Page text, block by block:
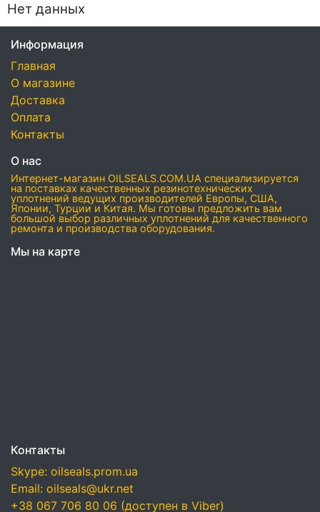
Нет данных
Информация
Главная
О магазине
Доставка
Оплата
Контакты
О нас
Интернет-магазин OILSEALS.COM.UA специализируется
на поставках качественных резинотехнических
уплотнений ведущих производителей Европы, США,
Японии, Турции и Китая. Мы готовы предложить вам
большой выбор различных уплотнений для качественного
ремонта и производства оборудования.
Мы на карте
Контакты
Skype: oilseals.prom.ua
Email: oilseals@ukr.net
+38 067 706 80 06 (доступен в Viber)